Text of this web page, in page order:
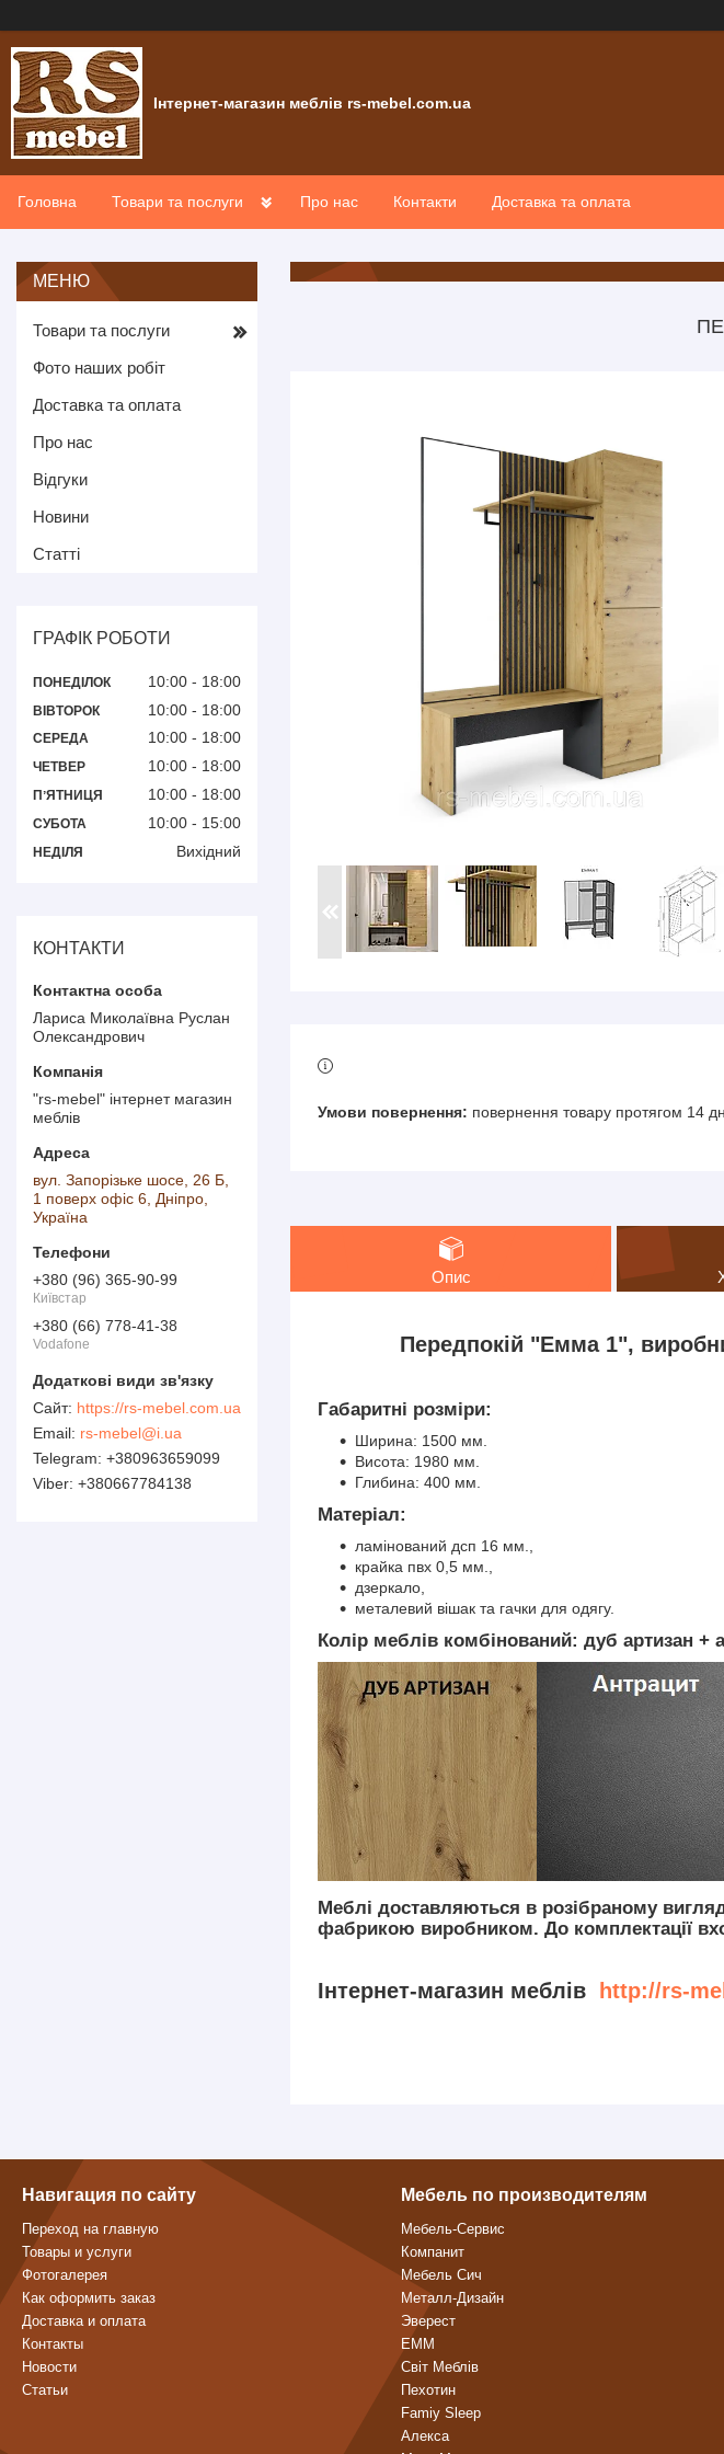
Інтернет-магазин меблів rs-mebel.com.ua
Головна Товари та послуги Про нас Контакти Доставка та оплата
повернення товару протягом 14
Опис
Передпокій "Емма 1",
Габаритні розміри:
Ширина: 1500 мм.
Висота: 1980 мм.
Глибина: 400 мм.
Матеріал:
ламінований дсп 16 мм.,
крайка пвх 0,5 мм.,
дзеркало,
металевий вішак та гачки для одягу.
Колір меблів комбінований: дуб артизан +
Меблі доставляються в розібраному
фабрикою виробником. До комплектації
Інтернет-магазин меблів http://rs-
Товари та послуги
Фото наших робіт
Доставка та оплата
Про нас
Відгуки
Новини
Статті
ГРАФІК РОБОТИ
ПОНЕДІЛОК 10:00 18:00
ВІВТОРОК 10:00 18:00
СЕРЕДА 10:00 18:00
ЧЕТВЕР 10:00 18:00
ПʼЯТНИЦЯ 10:00 18:00
СУБОТА 10:00 15:00
НЕДІЛЯ Вихідний
КОНТАКТИ
Лариса Миколаївна Руслан
Олександрович
"rs-mebel" інтернет магазин
меблів
вул. Запорізьке шосе, 26 Б,
1 поверх офіс 6, Дніпро,
Україна
+380 (96) 365-90-99
Київстар
+380 (66) 778-41-38
Vodafone
https://rs-mebel.com.ua
rs-mebel@i.ua
+380963659099
+380667784138
Навигация по сайту
Переход на главную
Товары и услуги
Фотогалерея
Как оформить заказ
Доставка и оплата
Контакты
Новости
Статьи
Мебель по производителям
Мебель-Сервис
Компанит
Мебель Сич
Металл-Дизайн
Эверест
ЕММ
Світ Меблів
Пехотин
Famiy Sleep
Алекса